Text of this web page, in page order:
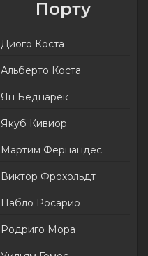
Порту
Диого Коста
Альберто Коста
Ян Беднарек
Якуб Кивиор
Мартим Фернандес
Виктор Фрохольдт
Пабло Росарио
Родриго Мора